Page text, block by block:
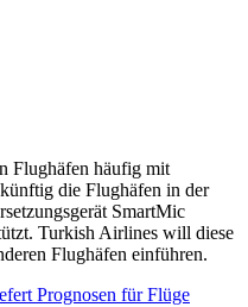
Flughäfen häufig mit
die Flughäfen in der
SmartMic
Turkish Airlines will diese
Flughäfen einführen.
Prognosen für Flüge